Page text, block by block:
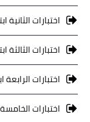
اختبارات الثانية
اختبارات الثالثة
اختبارات الرابعة
اختبارات